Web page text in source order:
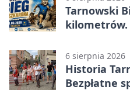
Tarnowski
kilometrów.
6 sierpnia 2026
Historia
Bezpłatne